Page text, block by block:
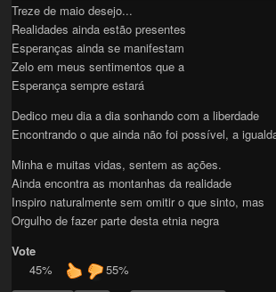
Treze de maio desejo...
Realidades ainda estão presentes
Esperanças ainda se manifestam
Zelo em meus sentimentos que a
Esperança sempre estará
Dedico meu dia a dia sonhando com a liberdade
Encontrando o que ainda não foi possível, a
Minha e muitas vidas, sentem as ações.
Ainda encontra as montanhas da realidade
Inspiro naturalmente sem omitir o que sinto, mas
Orgulho de fazer parte desta etnia negra
Vote
45%
55%